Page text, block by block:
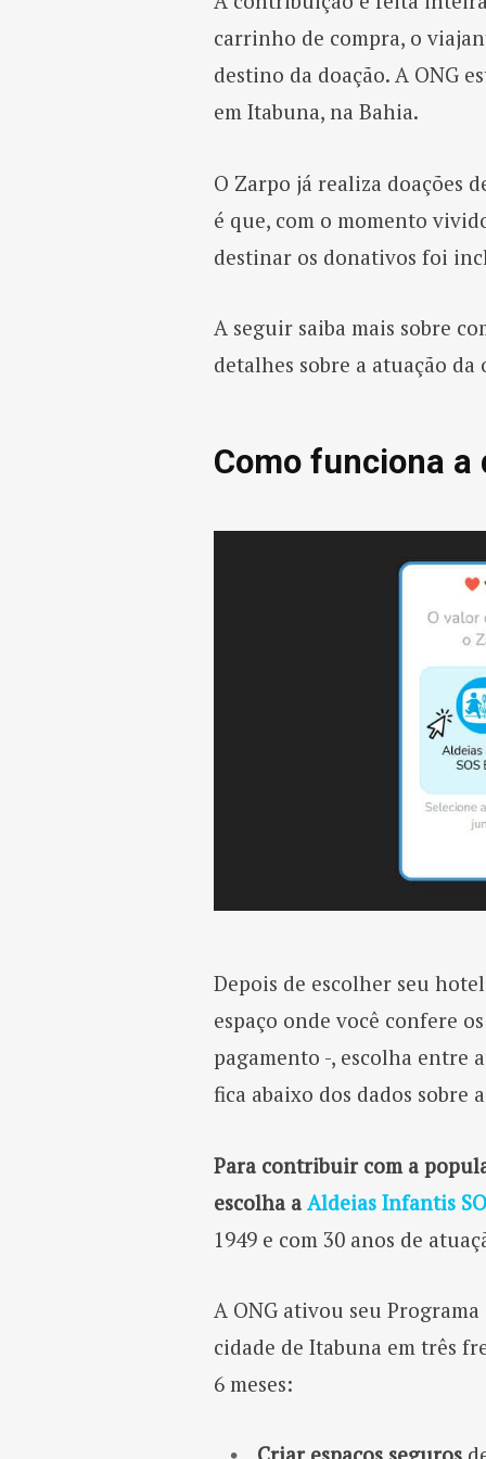
carrinho de compra, o
destino da doação. A ONG
em Itabuna, na Bahia.
O Zarpo já realiza doações
é que, com o momento
destinar os donativos foi
A seguir saiba mais sobre
detalhes sobre a atuação da
Como funciona a
Depois de escolher seu
espaço onde você confere
pagamento -, escolha entre
fica abaixo dos dados sobre
Para contribuir com a
escolha a Aldeias Infantis
1949 e com 30 anos de
A ONG ativou seu
cidade de Itabuna em três
6 meses: